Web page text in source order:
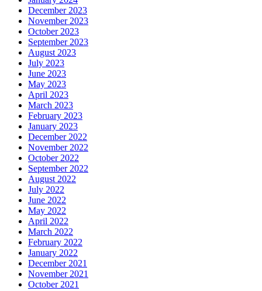
December 2023
November 2023
October 2023
September 2023
August 2023
July 2023
June 2023
May 2023
April 2023
March 2023
February 2023
January 2023
December 2022
November 2022
October 2022
September 2022
August 2022
July 2022
June 2022
May 2022
April 2022
March 2022
February 2022
January 2022
December 2021
November 2021
October 2021